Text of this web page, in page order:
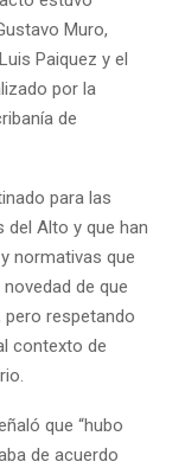
Muro,
Paiquez y el
por la
de
para las
del Alto y que han
normativas que
de que
respetando
contexto de
que “hubo
de acuerdo